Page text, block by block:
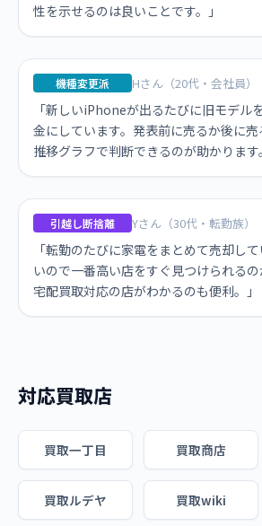
性を示せるのは良いことです。」
機種変更派 Hさん（20代・会社員）
「新しいiPhoneが出るたびに旧モデル
金にしています。発表前に売るか後に
推移グラフで判断できるのが助かります
引越し断捨離 Yさん（30代・転勤族）
「転勤のたびに家電をまとめて売却し
いので一番高い店をすぐ見つけられるの
宅配買取対応の店がわかるのも便利。」
対応買取店
買取一丁目 買取商店
買取ルデヤ 買取wiki